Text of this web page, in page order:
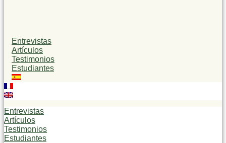
Entrevistas
Artículos
Testimonios
Estudiantes
Entrevistas
Artículos
Testimonios
Estudiantes